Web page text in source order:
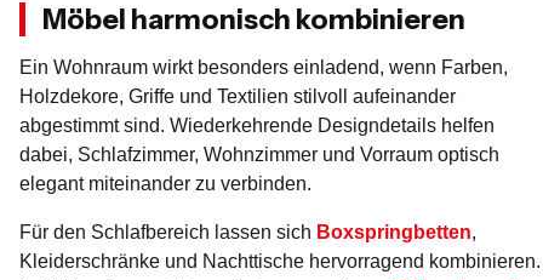
Möbel harmonisch kombinieren
Ein Wohnraum wirkt besonders einladend, wenn Farben,
Holzdekore, Griffe und Textilien stilvoll aufeinander
abgestimmt sind. Wiederkehrende Designdetails helfen
dabei, Schlafzimmer, Wohnzimmer und Vorraum optisch
elegant miteinander zu verbinden.
Für den Schlafbereich lassen sich Boxspringbetten,
Kleiderschränke und Nachttische hervorragend kombinieren.